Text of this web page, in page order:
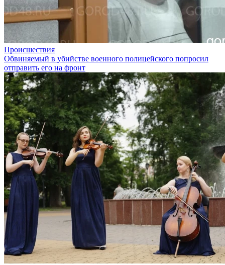
Происшествия
Обвиняемый в убийстве военного полицейского попросил
отправить его на фронт